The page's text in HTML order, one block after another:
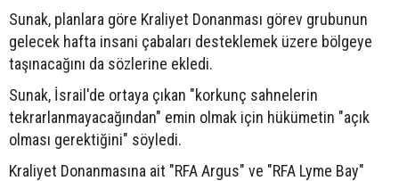
Sunak, planlara göre Kraliyet Donanması görev grubunun
gelecek hafta insani çabaları desteklemek üzere bölgeye
taşınacağını da sözlerine ekledi.
Sunak, İsrail'de ortaya çıkan "korkunç sahnelerin
tekrarlanmayacağından" emin olmak için hükümetin "açık
olması gerektiğini" söyledi.
Kraliyet Donanmasına ait "RFA Argus" ve "RFA Lyme Bay"